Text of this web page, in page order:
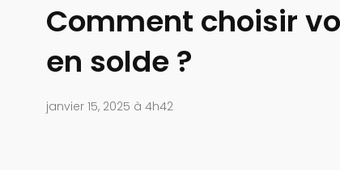
Comment choisir
en solde ?
janvier 15, 2025 à 4h42